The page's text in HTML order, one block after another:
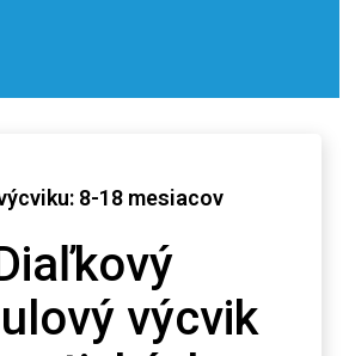
8-18 mesiacov
výcvik